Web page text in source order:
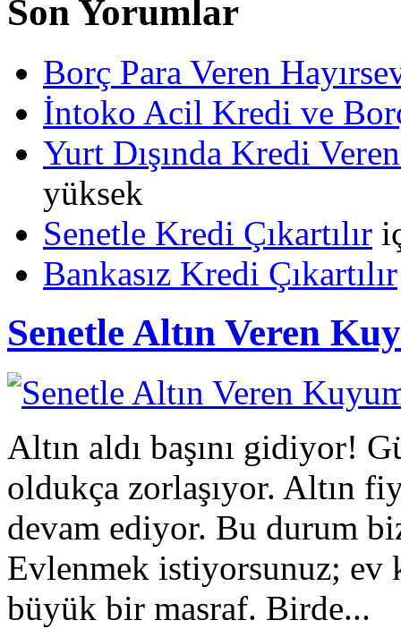
Son Yorumlar
Borç Para Veren
İntoko Acil Kredi ve
Yurt Dışında Kredi
yüksek
Senetle Kredi Çıkartılır
Bankasız Kredi Çıkartılır
Senetle Altın Veren
Altın aldı başını gidiyor!
oldukça zorlaşıyor. Altın
devam ediyor. Bu durum
Evlenmek istiyorsunuz; ev
büyük bir masraf. Birde...